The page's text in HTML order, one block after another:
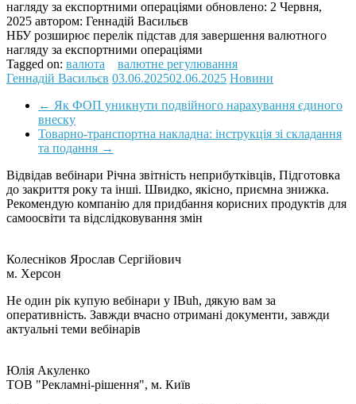
нагляду за експортними операціями обновлено: 2 Червня,
2025 автором: Геннадій Васильєв
НБУ розширює перелік підстав для завершення валютного
нагляду за експортними операціями
Tagged on: валюта
валютне регулювання
Геннадій Васильєв 03.06.202502.06.2025 Новини
← Як ФОП уникнути подвійного нарахування єдиного
внеску
Товарно-транспортна накладна: інструкція зі складання
та подання →
Відвідав вебінари Річна звітність неприбутківців, Підготовка
до закриття року та інші. Швидко, якісно, приємна знижка.
Рекомендую компанію для придбання корисних продуктів для
самоосвіти та відслідковування змін
Колесніков Ярослав Сергійович
м. Херсон
Не один рік купую вебінари у IBuh, дякую вам за
оперативність. Завжди вчасно отримані документи, завжди
актуальні теми вебінарів
Юлія Акуленко
TOB "Рекламні-рішення", м. Київ